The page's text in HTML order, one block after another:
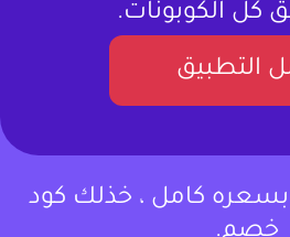
كل الكوبونات.
التطبيق
بسعره كامل ، خذلك كود